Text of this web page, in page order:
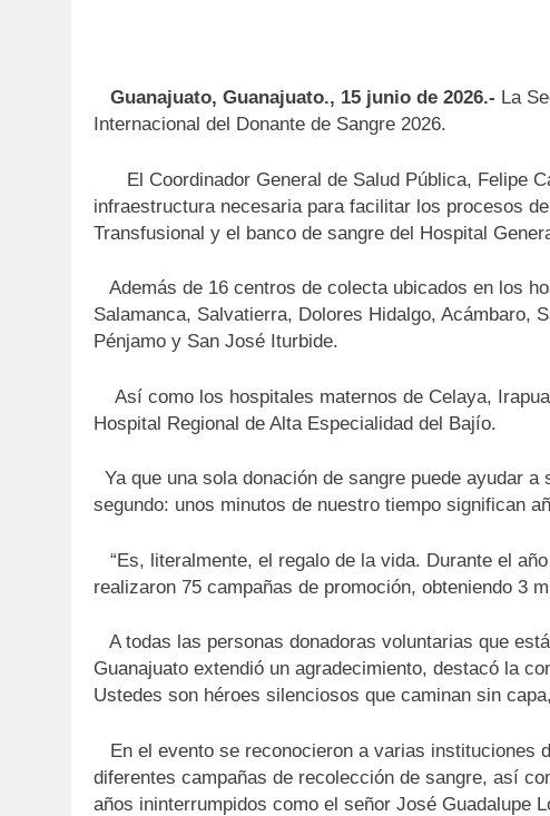
Guanajuato, Guanajuato., 15 junio de 2026.- La
Internacional del Donante de Sangre 2026.
El Coordinador General de Salud Pública, Felipe
infraestructura necesaria para facilitar los procesos
Transfusional y el banco de sangre del Hospital
Además de 16 centros de colecta ubicados en los
Salamanca, Salvatierra, Dolores Hidalgo, Acámbaro,
Pénjamo y San José Iturbide.
Así como los hospitales maternos de Celaya,
Hospital Regional de Alta Especialidad del Bajío.
Ya que una sola donación de sangre puede ayudar
segundo: unos minutos de nuestro tiempo significan
“Es, literalmente, el regalo de la vida. Durante el
realizaron 75 campañas de promoción, obteniendo 3
A todas las personas donadoras voluntarias que
Guanajuato extendió un agradecimiento, destacó la
Ustedes son héroes silenciosos que caminan sin
En el evento se reconocieron a varias instituciones
diferentes campañas de recolección de sangre, así
años ininterrumpidos como el señor José Guadalupe